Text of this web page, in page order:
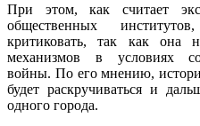
При этом, как считает
общественных
критиковать, так как она
механизмов в условиях
войны. По его мнению,
будет раскручиваться и
одного города.